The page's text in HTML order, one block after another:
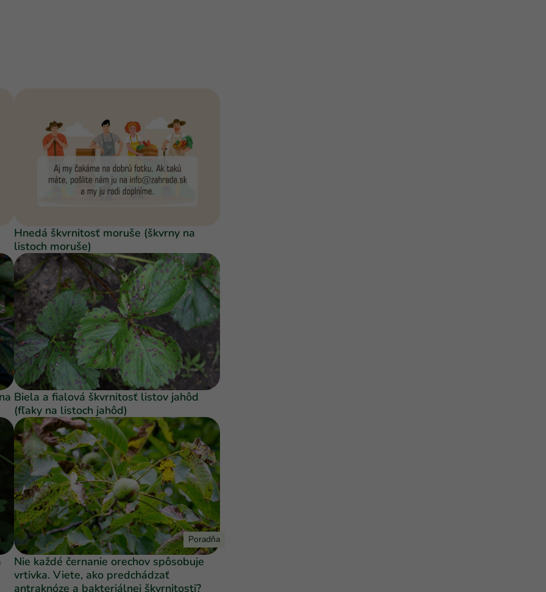
Hnedá škvrnitosť moruše (škvrny na
listoch moruše)
Biela a fialová škvrnitosť listov jahôd
(fľaky na listoch jahôd)
Poradňa
Nie každé černanie orechov spôsobuje
vrtivka. Viete, ako predchádzať
antraknóze a bakteriálnej škvrnitosti?